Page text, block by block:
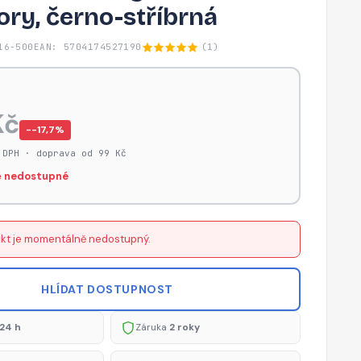
černo-stříbrná
500 EAN: 5704174527190 (1)
−-17,7%
· doprava od 99 Kč
nedostupné
je momentálně nedostupný.
HLÍDAT DOSTUPNOST
h Záruka 2 roky